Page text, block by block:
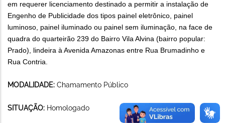
em requerer licenciamento destinado a permitir a instalação de
Engenho de Publicidade dos tipos painel eletrônico, painel
luminoso, painel iluminado ou painel sem iluminação, na face de
quadra do quarteirão 239 do Bairro Vila Alvina (bairro popular:
Prado), lindeira à Avenida Amazonas entre Rua Brumadinho e
Rua Contria.
MODALIDADE: Chamamento Público
SITUAÇÃO: Homologado